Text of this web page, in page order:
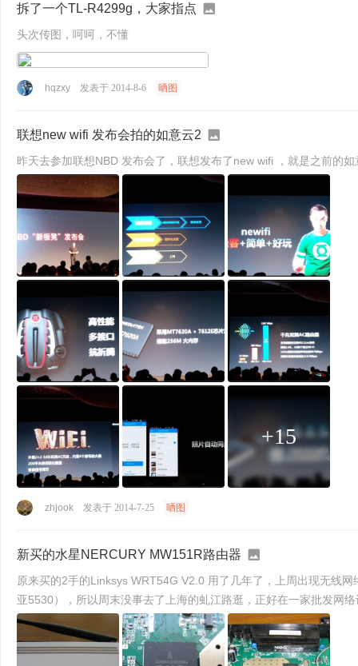
拆了一个TL-R4299g，大家指点
头次传图，呵呵，不懂
hqzxy 发表于 2014-8-6 晒图
联想new wifi 发布会拍的如意云2
+15
zhjook 发表于 2014-7-25 晒图
新买的水星NERCURY MW151R路由器
原来买的2手的Linksys WRT54G V2.0 用了几年了，上周出现无线
亚5530），所以周末没事去了上海的虬江路逛，正好在一家批发网